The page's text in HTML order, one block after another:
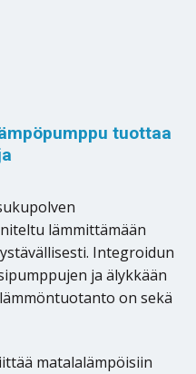
tuottaa
lämmittämään
Integroidun
ja älykkään
on sekä
matalalämpöisiin